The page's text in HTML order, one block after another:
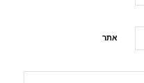
אתר